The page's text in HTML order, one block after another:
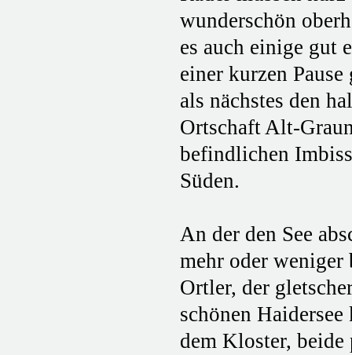
wunderschön
es auch einige gut
einer kurzen
als nächstes den
Ortschaft Alt-
befindlichen
Süden.
An der den See
mehr oder weniger
Ortler, der
schönen
dem Kloster,